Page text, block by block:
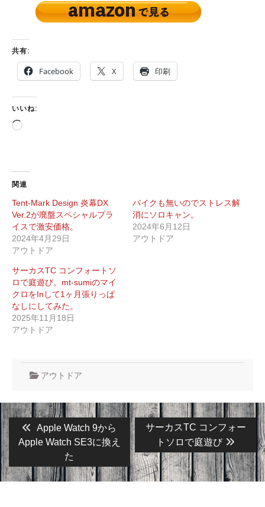
共有:
Facebook X 印刷
いいね:
読
中…
関連
Tent-Mark Design 炎幕DX
Ver.2が廃盤スペシャルプラ
イスで激安価格。
2024年4月29日
アウトドア
バイクも無いのでストレス解
消にソロキャン。
2024年6月12日
アウトドア
サーカスTC コンフォートソ
ロで庭遊び。mt-sumiのマイ
クロをInして1ヶ月張りっぱ
なしにしてみた。
2025年11月18日
アウトドア
アウトドア
投
稿
ナ
ビ
Previous
post:
Apple Watch 9から
Apple Watch SE3に換え
た
Next
post:
サーカスTC コンフォー
トソロで庭遊び